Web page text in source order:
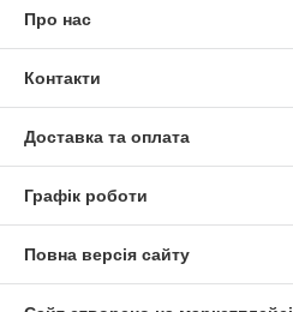
Про нас
Контакти
Доставка та оплата
Графік роботи
Повна версія сайту